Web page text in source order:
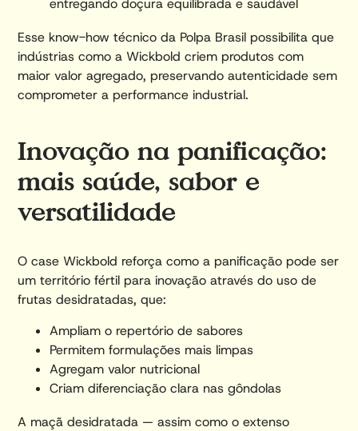
entregando doçura equilibrada e saudável
Esse know-how técnico da Polpa Brasil possibilita que
indústrias como a Wickbold criem produtos com
maior valor agregado, preservando autenticidade sem
comprometer a performance industrial.
Inovação na panificação:
mais saúde, sabor e
versatilidade
O case Wickbold reforça como a panificação pode ser
um território fértil para inovação através do uso de
frutas desidratadas, que:
Ampliam o repertório de sabores
Permitem formulações mais limpas
Agregam valor nutricional
Criam diferenciação clara nas gôndolas
A maçã desidratada — assim como o extenso